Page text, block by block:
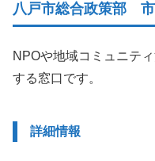
八戸市総合政策部
NPOや地域コミュニテ
する窓口です。
詳細情報